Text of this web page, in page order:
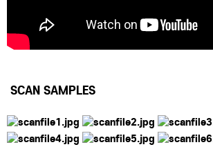
SCAN SAMPLES